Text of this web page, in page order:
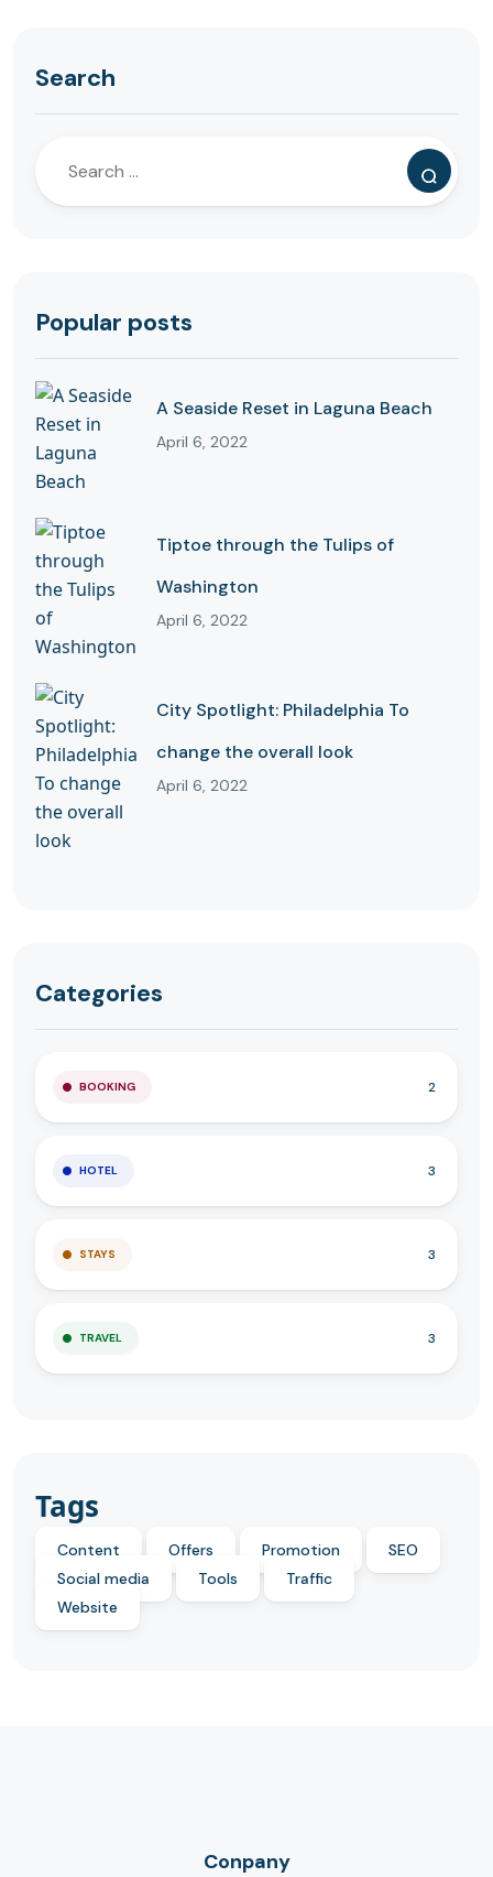
Search
Popular posts
A Seaside Reset in Laguna Beach
April 6, 2022
Tiptoe through the Tulips of
Washington
April 6, 2022
City Spotlight: Philadelphia To
change the overall look
April 6, 2022
Categories
BOOKING 2
HOTEL 3
STAYS 3
TRAVEL 3
Tags
Content Offers Promotion
SEO
Social media
Tools
Traffic
Website
Conpany